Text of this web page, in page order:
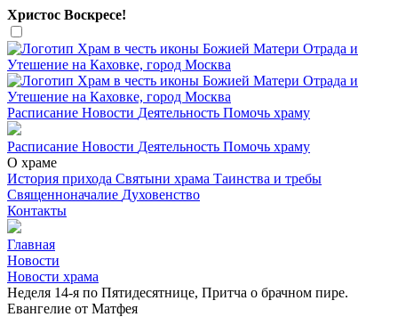
Христос Воскресе!
Расписание Новости Деятельность Помочь храму
Расписание Новости Деятельность Помочь храму
О храме
История прихода Святыни храма Таинства и требы
Священноначалие Духовенство
Контакты
Главная
Новости
Новости храма
Неделя 14-я по Пятидесятнице, Притча о брачном пире.
Евангелие от Матфея